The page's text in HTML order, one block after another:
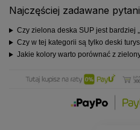
Najczęściej zadawane
Czy zielona deska SUP jest bardziej
Czy w tej kategorii są tylko deski
Jakie kolory warto porównać z